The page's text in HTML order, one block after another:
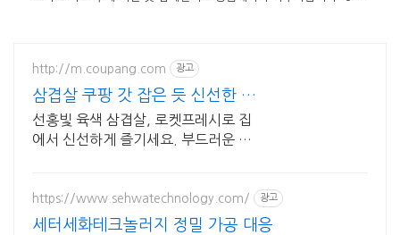
http://m.coupang.com 광고
삼겹살 쿠팡 갓 잡은 듯 신선한 삼
겹살
선홍빛 육색 삼겹살, 로켓프레시로 집
에서 신선하게 즐기세요. 부드러운 육
https://www.sehwatechnology.com/ 광고
세터세화테크놀러지 정밀 가공 대응